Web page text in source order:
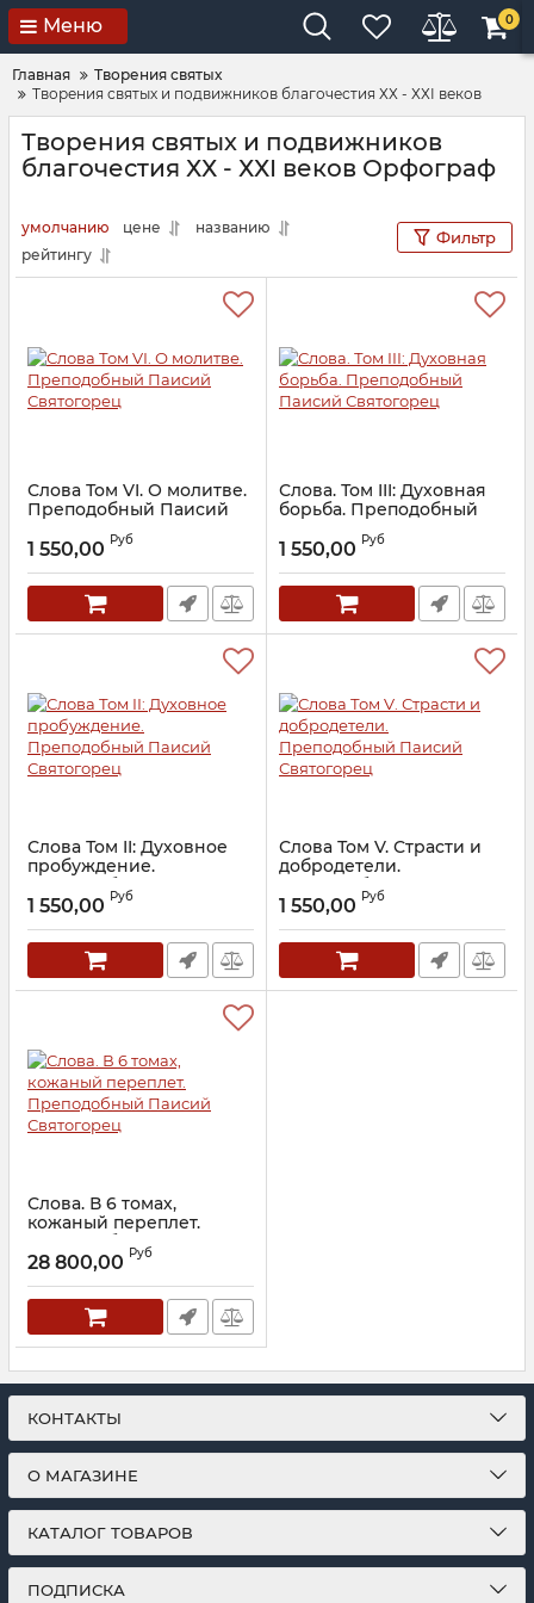
Меню 0
Главная
Творения святых
Творения святых и подвижников благочестия ХХ - ХХI веков
Творения святых и подвижников
благочестия ХХ - ХХI веков Орфограф
умолчанию цене
названию
рейтингу
Фильтр
Слова Том VI. О молитве.
Преподобный Паисий
Святогорец
Артикул: 21738
1 550,00 Руб
Слова. Том III: Духовная
борьба. Преподобный
Паисий Святогорец
Артикул: 20411
1 550,00 Руб
Слова Том II: Духовное
пробуждение.
Преподобный Паисий
Святогорец
Артикул: 20380
1 550,00 Руб
Слова Том V. Страсти и
добродетели.
Преподобный Паисий
Святогорец
Артикул: 21737
1 550,00 Руб
Слова. В 6 томах,
кожаный переплет.
Преподобный Паисий
Святогорец
Артикул: 27575
28 800,00 Руб
КОНТАКТЫ
О МАГАЗИНЕ
КАТАЛОГ ТОВАРОВ
ПОДПИСКА